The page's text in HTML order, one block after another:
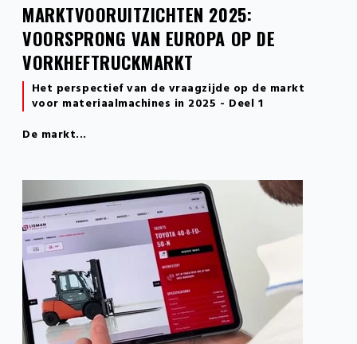
MARKTVOORUITZICHTEN 2025:
VOORSPRONG VAN EUROPA OP DE
VORKHEFTRUCKMARKT
Het perspectief van de vraagzijde op de markt
voor materiaalmachines in 2025 - Deel 1
De markt...